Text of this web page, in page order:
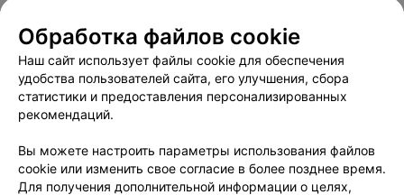
Пользовательское соглашение
Способы оплаты
Вакансии
Партнеры
Написать руководителю 103.by
Обработка персональных данных
Обработка файлов cookie
Наш сайт использует файлы cookie для обеспечения
удобства пользователей сайта, его улучшения, сбора
статистики и предоставления персонализированных
рекомендаций.
Вы можете настроить параметры использования файлов
cookie или изменить свое согласие в более позднее время.
Для получения дополнительной информации о целях,